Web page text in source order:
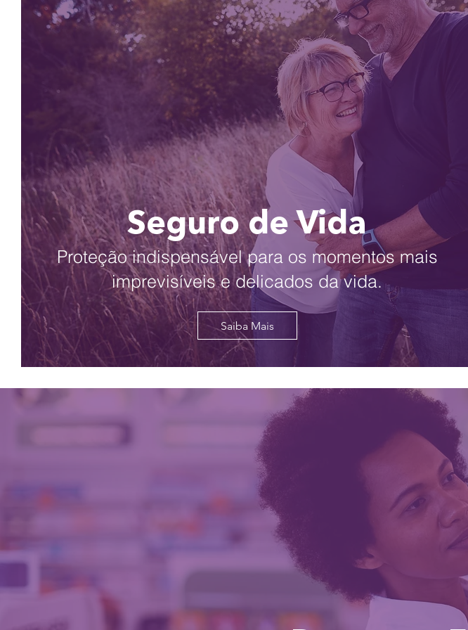
Seguro de Vida
Proteção indispensável para os momentos mais
imprevisíveis e delicados da vida.
Saiba Mais